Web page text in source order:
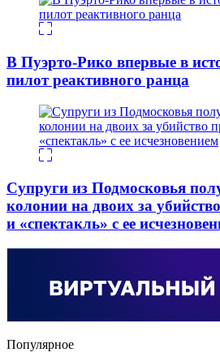
В Пуэрто-Рико впервые в
пилот реактивного ранца
Супруги из Подмосковья
колонии на двоих за
и «спектакль» с ее
Популярное